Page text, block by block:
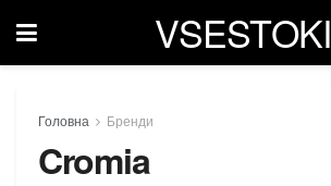
VSESTOKI
Головна Бренди
Cromia